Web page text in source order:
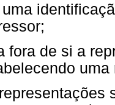
uma
fora de si a